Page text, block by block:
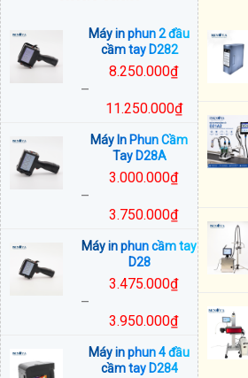
33.000.000₫
Máy in phun 2 đầu
cầm tay D282
8.250.000₫
–
11.250.000₫
giá:
8.250.000₫
đến
11.250.000₫
Máy In Phun Cầm
Tay D28A
3.000.000₫
–
3.750.000₫
giá:
3.000.000₫
đến
3.750.000₫
Máy in phun cầm tay
D28
3.475.000₫
–
3.950.000₫
giá:
Máy in phun 4 đầu
cầm tay D284